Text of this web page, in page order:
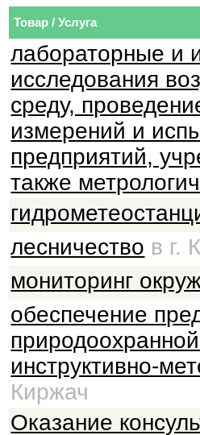
Товар / Услуга
лабораторные и
исследования
среду,
измерений и
предприятий,
также
лесничество в г.
мониторинг
обеспечение
инструктивно-
Киржач
Оказание